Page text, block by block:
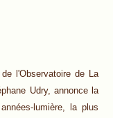
l'Observatoire de La
Udry, annonce la
lumière, la plus